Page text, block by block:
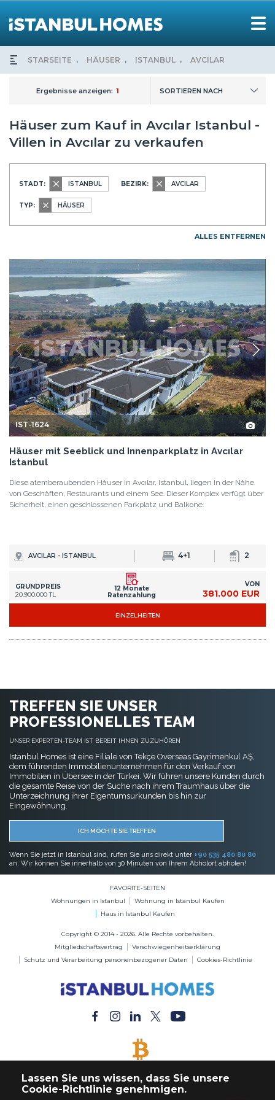
STARSEITE HÄUSER ISTANBUL AVCILAR
Ergebnisse anzeigen: 1 SORTIEREN NACH
Häuser zum Kauf in Avcılar Istanbul -
Villen in Avcılar zu verkaufen
STADT: ISTANBUL BEZIRK: AVCILAR
TYP: HÄUSER
ALLES ENTFERNEN
IST-1624
Häuser mit Seeblick und Innenparkplatz in Avcılar
Istanbul
Diese atemberaubenden Häuser in Avcılar, Istanbul, liegen in der Nähe
von Geschäften, Restaurants und einem See. Dieser Komplex verfügt über
Sicherheit, einen geschlossenen Parkplatz und Balkone.
AVCILAR - ISTANBUL 4+1 2
GRUNDPREIS
20.900.000 TL
12 Monate
Ratenzahlung
VON
381.000 EUR
EINZELHEITEN
TREFFEN SIE UNSER
PROFESSIONELLES TEAM
UNSER EXPERTEN-TEAM IST BEREIT IHNEN ZUZUHÖREN
Istanbul Homes ist eine Filiale von Tekçe Overseas Gayrimenkul AŞ,
dem führenden Immobilienunternehmen für den Verkauf von
Immobilien in Übersee in der Türkei. Wir führen unsere Kunden durch
die gesamte Reise von der Suche nach ihrem Traumhaus über die
Unterzeichnung ihrer Eigentumsurkunden bis hin zur
Eingewöhnung.
ICH MÖCHTE SIE TREFFEN
Wenn Sie jetzt in Istanbul sind, rufen Sie uns direkt unter +90 535 480 80 80
an. Wir können Sie innerhalb von 30 Minuten von Ihrem Abholort abholen!
FAVORITE-SEITEN
Wohnungen in Istanbul
Wohnung in Istanbul Kaufen
Haus in Istanbul Kaufen
Copyright © 2014 - 2026. Alle Rechte vorbehalten.
Mitgliedschaftsvertrag
Verschwiegenheitserklärung
Schutz und Verarbeitung personenbezogener Daten
Cookies-Richtlinie
Kaufen Sie jede Immobilie mit Bitcoin-Zahlung
Lassen Sie uns wissen, dass Sie unsere
Cookie-Richtlinie genehmigen.